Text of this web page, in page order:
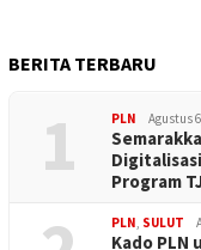
BERITA TERBARU
1 PLN Agustus
Program
PLN, SULUT
Kado PLN